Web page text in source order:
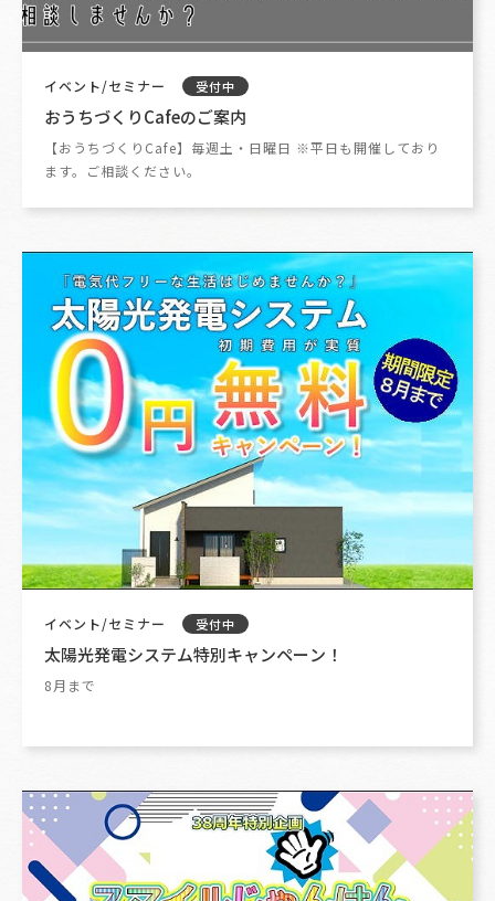
イベント/セミナー 受付中
おうちづくりCafeのご案内
【おうちづくりCafe】毎週土・日曜日 ※平日も開催しており
ます。ご相談ください。
イベント/セミナー 受付中
太陽光発電システム特別キャンペーン！
8月まで